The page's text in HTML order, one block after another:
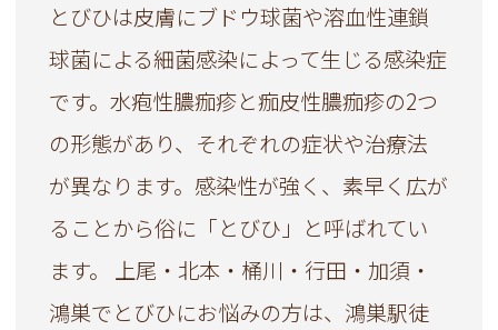
とびひは皮膚にブドウ球菌や溶血性連鎖
球菌による細菌感染によって生じる感染症
です。水疱性膿痂疹と痂皮性膿痂疹の2つ
の形態があり、それぞれの症状や治療法
が異なります。感染性が強く、素早く広が
ることから俗に「とびひ」と呼ばれてい
ます。 上尾・北本・桶川・行田・加須・
鴻巣でとびひにお悩みの方は、鴻巣駅徒